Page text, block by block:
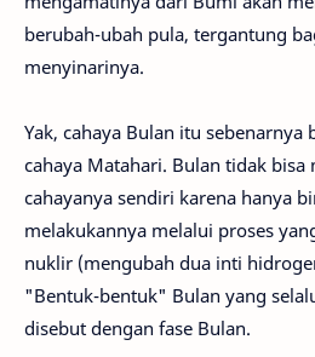
berubah-ubah pula, tergantung
menyinarinya.
Yak, cahaya Bulan itu sebenarnya
cahaya Matahari. Bulan tidak bisa
cahayanya sendiri karena hanya
melakukannya melalui proses
nuklir (mengubah dua inti
"Bentuk-bentuk" Bulan yang
disebut dengan fase Bulan.